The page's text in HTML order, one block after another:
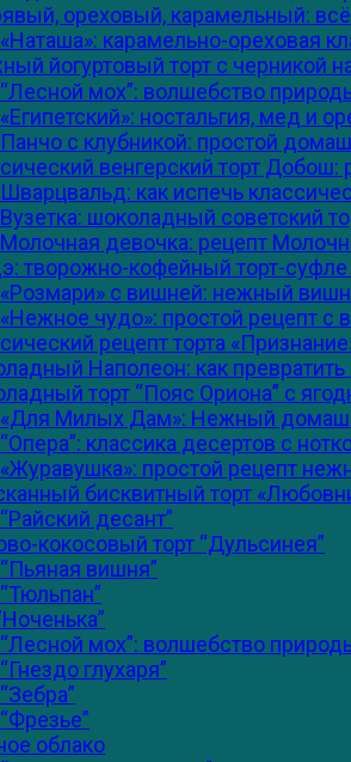
ореховый, карамельный:
карамельно-ореховая
йогуртовый торт с черникой
“Лесной мох”: волшебство
ностальгия, мед и
с клубникой: простой
венгерский торт
Шварцвальд: как испечь
шоколадный советский
Молочная девочка: рецепт
творожно-кофейный торт-
«Розмари» с вишней: нежный
«Нежное чудо»: простой рецепт
рецепт торта
Наполеон: как
торт “Пояс Ориона” с
«Для Милых Дам»: Нежный
классика десертов с
«Журавушка»: простой рецепт
бисквитный торт
десант”
кокосовый торт “Дульсинея”
вишня”
“Лесной мох”: волшебство
глухаря”
облако